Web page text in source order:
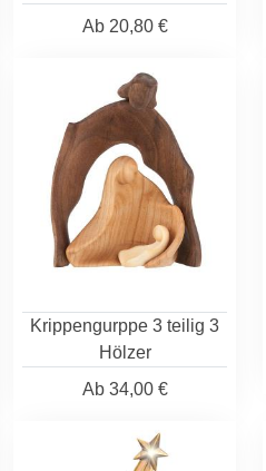
Ab20,80 €
Krippengurppe 3 teilig 3
Hölzer
Ab34,00 €